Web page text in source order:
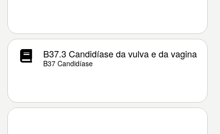
B37.3 Candidíase da vulva e da vagina
B37 Candidíase